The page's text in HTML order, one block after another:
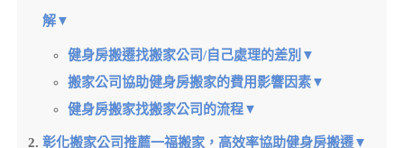
解▼
健身房搬遷找搬家公司/自己處理的差別▼
搬家公司協助健身房搬家的費用影響因素▼
健身房搬家找搬家公司的流程▼
彰化搬家公司推薦一福搬家，高效率協助健身房搬遷▼